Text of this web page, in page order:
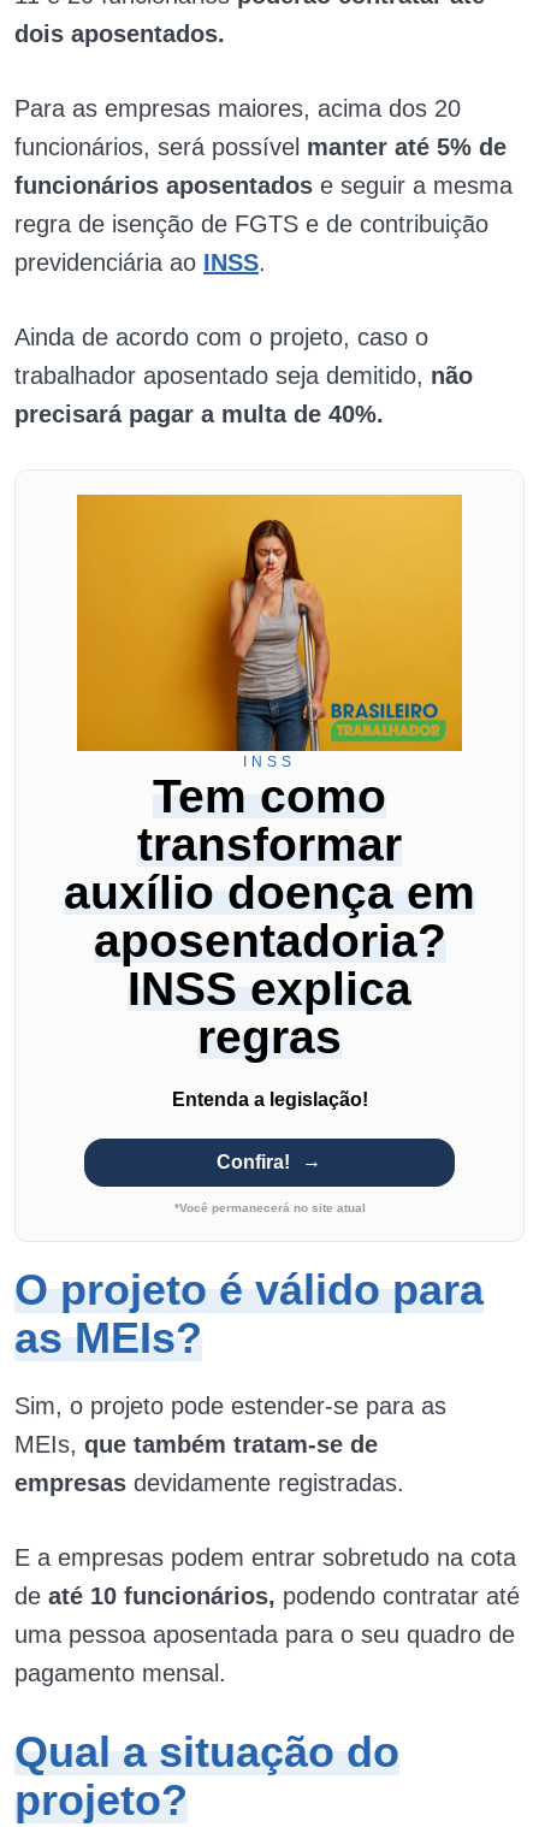
dois aposentados.
Para as empresas maiores, acima dos 20
funcionários, será possível manter até 5% de
funcionários aposentados e seguir a mesma
regra de isenção de FGTS e de contribuição
previdenciária ao INSS.
Ainda de acordo com o projeto, caso o
trabalhador aposentado seja demitido, não
precisará pagar a multa de 40%.
INSS
Tem como
transformar
auxílio doença em
aposentadoria?
INSS explica
regras
Entenda a legislação!
Confira!
*Você permanecerá no site atual
O projeto é válido para
as MEIs?
Sim, o projeto pode estender-se para as
MEIs, que também tratam-se de
empresas devidamente registradas.
E a empresas podem entrar sobretudo na cota
de até 10 funcionários, podendo contratar até
uma pessoa aposentada para o seu quadro de
pagamento mensal.
Qual a situação do
projeto?